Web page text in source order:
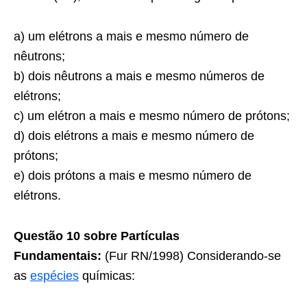
a) um elétrons a mais e mesmo número de
nêutrons;
b) dois nêutrons a mais e mesmo números de
elétrons;
c) um elétron a mais e mesmo número de prótons;
d) dois elétrons a mais e mesmo número de
prótons;
e) dois prótons a mais e mesmo número de
elétrons.
Questão 10 sobre Partículas
Fundamentais: (Fur RN/1998) Considerando-se
as espécies químicas: